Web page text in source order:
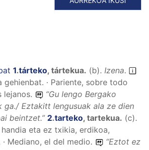
1.tárteko, tártekua. (b). Izena.
gehienbat. · Pariente, sobre todo
lejanos.
“Gu lengo Bergako
ga./ Eztakitt lengusuak ala ze dien
beintzet.” 2.tarteko, tartekua. (c).
handia eta ez txikia, erdikoa,
Mediano, el del medio.
“Eztot ez